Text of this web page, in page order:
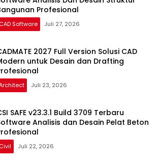
Profesional
CAD Software Juli 27, 2026
2027 Full Version Solusi CAD
untuk Desain dan Drafting
Juli 23, 2026
SAFE v23.3.1 Build 3709 Terbaru
Analisis dan Desain Pelat Beton
Civil Juli 22, 2026